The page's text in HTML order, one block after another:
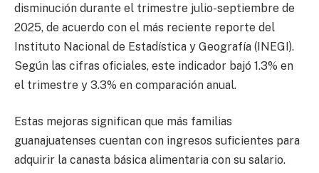
disminución durante el trimestre julio-septiembre de
2025, de acuerdo con el más reciente reporte del
Instituto Nacional de Estadística y Geografía (INEGI).
Según las cifras oficiales, este indicador bajó 1.3% en
el trimestre y 3.3% en comparación anual.
Estas mejoras significan que más familias
guanajuatenses cuentan con ingresos suficientes para
adquirir la canasta básica alimentaria con su salario.